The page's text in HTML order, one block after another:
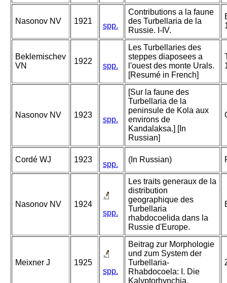
Nasonov NV 1921
spp.
Contributions a la faune
des Turbellaria de la
Russie. I-IV.
Beklemischev
VN
1922
spp.
Les Turbellaries des
steppes diaposees a
l'ouest des monte Urals.
[Resumé in French]
Nasonov NV 1923
spp.
[Sur la faune des
Turbellaria de la
peninsule de Kola aux
environs de
Kandalaksa.] [In
Russian]
Cordé WJ 1923
spp.
(In Russian)
Nasonov NV
1924
spp.
Les traits generaux de la
distribution
geographique des
Turbellaria
rhabdocoelida dans la
Russie d'Europe.
Meixner J
1925
spp.
Beitrag zur Morphologie
und zum System der
Turbellaria-
Rhabdocoela: I. Die
Kalyptorhynchia.